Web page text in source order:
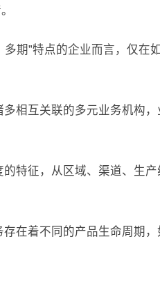
多期”特点的企业而言，仅在
相互关联的多元业务机构
特征，从区域、渠道、生
在着不同的产品生命周期